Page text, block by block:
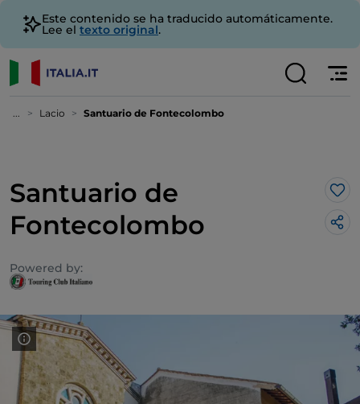
Este contenido se ha traducido automáticamente.
Lee el texto original.
... Lacio Santuario de Fontecolombo
Santuario de
Fontecolombo
Me
Powered by: